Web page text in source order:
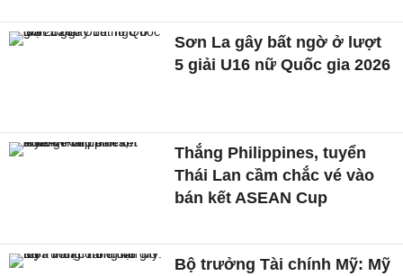
Sơn La gây bất ngờ ở lượt
5 giải U16 nữ Quốc gia 2026
Thắng Philippines, tuyển
Thái Lan cầm chắc vé vào
bán kết ASEAN Cup
Bộ trưởng Tài chính Mỹ: Mỹ